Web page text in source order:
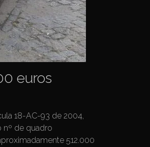
euros
18-AC-93 de 2004,
nº de quadro
512.000